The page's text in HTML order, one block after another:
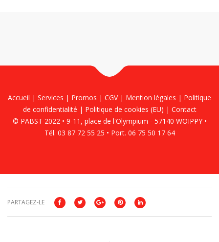
Accueil | Services | Promos | CGV | Mention légales | Politique
de confidentialité | Politique de cookies (EU) | Contact
© PABST 2022 • 9-11, place de l'Olympium - 57140 WOIPPY •
Tél. 03 87 72 55 25 • Port. 06 75 50 17 64
PARTAGEZ-LE